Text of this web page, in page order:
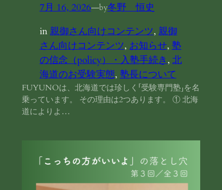
7月 16, 2026—by冬野 恒史
in親御さん向けコンテンツ, 親御
さん向けコンテンツ, お知らせ, 塾
の信念（policy）・入塾手続き, 北
海道のお受験実態, 塾長について
FUYUNOは、北海道では珍しく「受験専門塾」を名
乗っています。 その理由は2つあります。 ① 北海
道によりよ…